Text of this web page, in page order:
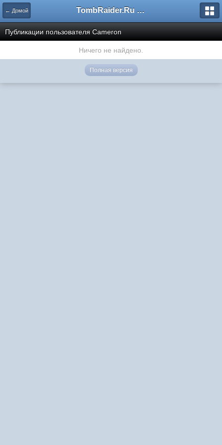
← Домой TombRaider.Ru - Форумы
Публикации пользователя Cameron
Ничего не найдено.
Полная версия